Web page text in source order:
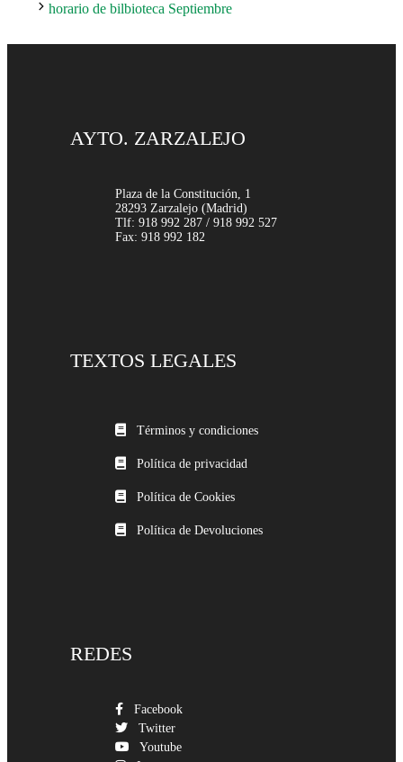
horario de bilbioteca Septiembre
AYTO. ZARZALEJO
Plaza de la Constitución, 1
28293 Zarzalejo (Madrid)
Tlf: 918 992 287 / 918 992 527
Fax: 918 992 182
TEXTOS LEGALES
Términos y condiciones
Política de privacidad
Política de Cookies
Política de Devoluciones
REDES
Facebook
Twitter
Youtube